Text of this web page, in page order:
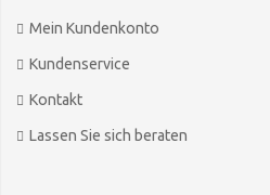
Mein Kundenkonto
Kundenservice
Kontakt
Lassen Sie sich beraten